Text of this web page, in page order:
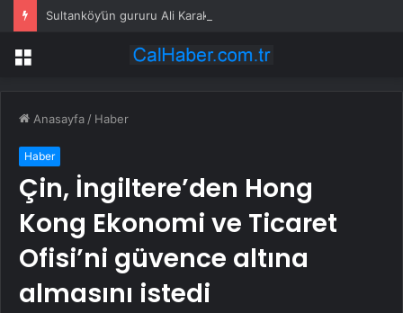
Sultanköy’ün gururu Ali Karakaş Tuğgeneral oldu
Menü
Anasayfa / Haber
Haber
Çin, İngiltere’den Hong
Kong Ekonomi ve Ticaret
Ofisi’ni güvence altına
almasını istedi